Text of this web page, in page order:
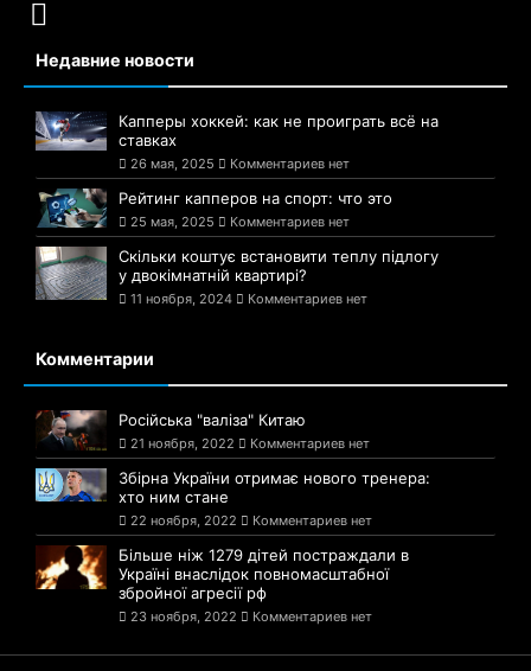
Недавние новости
Капперы хоккей: как не проиграть всё на
ставках
26 мая, 2025 Комментариев нет
Рейтинг капперов на спорт: что это
25 мая, 2025 Комментариев нет
Скільки коштує встановити теплу підлогу
у двокімнатній квартирі?
11 ноября, 2024 Комментариев нет
Комментарии
Російська "валіза" Китаю
21 ноября, 2022 Комментариев нет
Збірна України отримає нового тренера:
хто ним стане
22 ноября, 2022 Комментариев нет
Більше ніж 1279 дітей постраждали в
Україні внаслідок повномасштабної
збройної агресії рф
23 ноября, 2022 Комментариев нет